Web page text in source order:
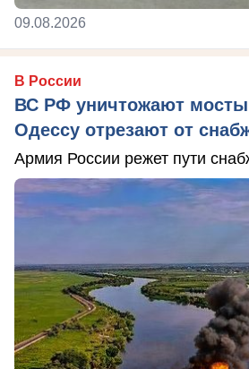
09.08.2026
В России
ВС РФ уничтожают мосты
Одессу отрезают от
Армия России режет пути